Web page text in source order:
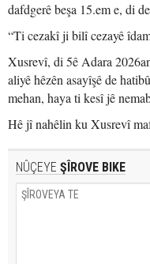
dafdgerê beşa 15.em e, di
“Ti cezakî ji bilî cezayê
Xusrevî, di 5ê Adara
aliyê hêzên asayîşê de
mehan, haya ti kesî jê
Hê jî nahêlin ku Xusrevî
NÛÇEYE ŞÎROVE BIKE